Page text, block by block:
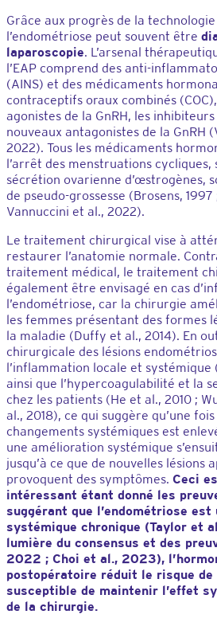
Grâce aux progrès de la
l’endométriose peut souvent être
laparoscopie. L’arsenal
l’EAP comprend des anti-
(AINS) et des médicaments
contraceptifs oraux combinés
agonistes de la GnRH, les
nouveaux antagonistes de la GnRH
2022). Tous les médicaments
l’arrêt des menstruations
sécrétion ovarienne d’œstrogènes,
de pseudo-grossesse (Brosens,
Vannuccini et al., 2022).
Le traitement chirurgical vise à
restaurer l’anatomie normale.
traitement médical, le traitement
également être envisagé en cas
l’endométriose, car la chirurgie
les femmes présentant des formes
la maladie (Duffy et al., 2014). En
chirurgicale des lésions
l’inflammation locale et systémique
ainsi que l’hypercoagulabilité et la
chez les patients (He et al., 2010 ;
al., 2018), ce qui suggère qu’une
changements systémiques est
une amélioration systémique
jusqu’à ce que de nouvelles lésions
provoquent des symptômes. Ceci
intéressant étant donné les
suggérant que l’endométriose est
systémique chronique (Taylor et
lumière du consensus et des
2022 ; Choi et al., 2023),
postopératoire réduit le risque
susceptible de maintenir l’effet
de la chirurgie.